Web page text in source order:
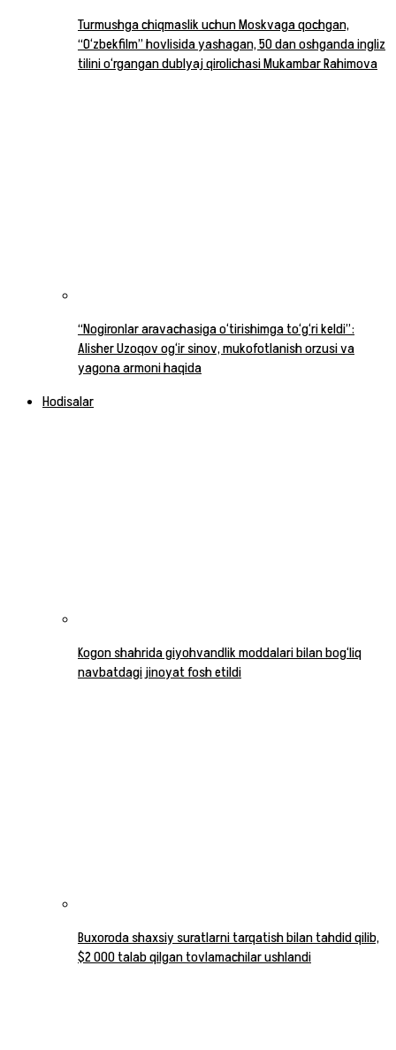
Turmushga chiqmaslik uchun Moskvaga qochgan,
“O‘zbekfilm” hovlisida yashagan, 50 dan oshganda ingliz
tilini o‘rgangan dublyaj qirolichasi Mukambar Rahimova
“Nogironlar aravachasiga o‘tirishimga to‘g‘ri keldi”:
Alisher Uzoqov og‘ir sinov, mukofotlanish orzusi va
yagona armoni haqida
Hodisalar
Kogon shahrida giyohvandlik moddalari bilan bog‘liq
navbatdagi jinoyat fosh etildi
Buxoroda shaxsiy suratlarni tarqatish bilan tahdid qilib,
$2 000 talab qilgan tovlamachilar ushlandi